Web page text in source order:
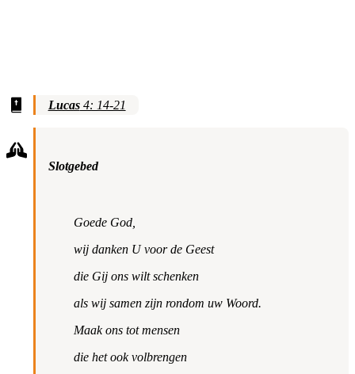
Lucas4: 14-21
Slotgebed
Goede God,
wij danken U voor de Geest
die Gij ons wilt schenken
als wij samen zijn rondom uw Woord.
Maak ons tot mensen
die het ook volbrengen